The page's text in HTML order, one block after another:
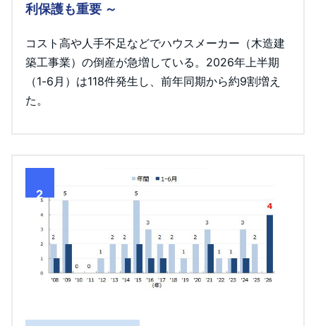
利保護も重要 ～
コスト高や人手不足などでハウスメーカー（木造建
築工事業）の倒産が急増している。2026年上半期
（1-6月）は118件発生し、前年同期から約9割増え
た。
2